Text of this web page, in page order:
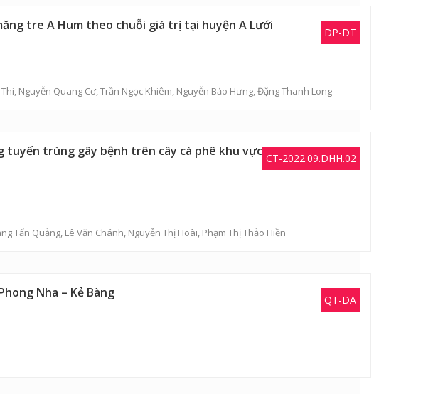
DP-DT
tre A Hum theo chuỗi giá trị tại huyện A Lưới
, Nguyễn Quang Cơ,Trần Ngọc Khiêm, Nguyễn Bảo Hưng,Đặng Thanh Long
CT-2022.09.DHH.02
tuyến trùng gây bệnh trên cây cà phê khu vực
Tấn Quảng, Lê Văn Chánh, Nguyễn Thị Hoài, Phạm Thị Thảo Hiền
QT-DA
Nha – Kẻ Bàng